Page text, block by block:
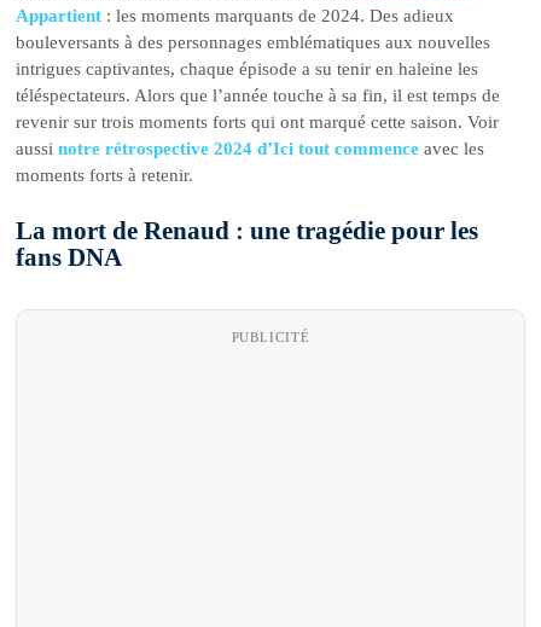
Appartient : les moments marquants de 2024. Des adieux
bouleversants à des personnages emblématiques aux nouvelles
intrigues captivantes, chaque épisode a su tenir en haleine les
téléspectateurs. Alors que l’année touche à sa fin, il est temps de
revenir sur trois moments forts qui ont marqué cette saison. Voir
aussinotre rétrospective 2024 d’Ici tout commenceavec les
moments forts à retenir.
La mort de Renaud : une tragédie pour les
fans DNA
PUBLICITÉ